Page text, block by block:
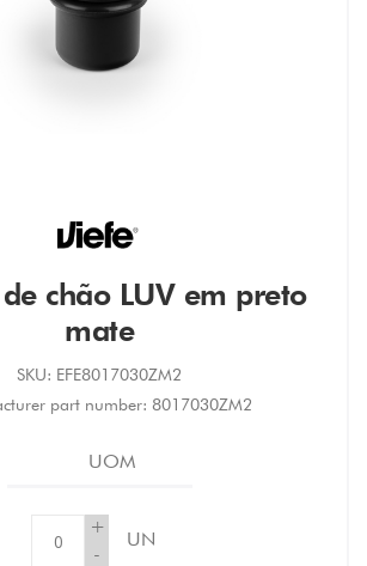
chão LUV em preto
mate
SKU: EFE8017030ZM2
part number: 8017030ZM2
UOM
+
-
UN